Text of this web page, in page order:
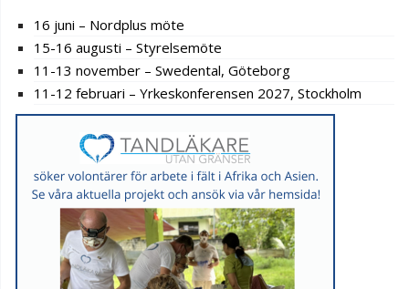
16 juni – Nordplus möte
15-16 augusti – Styrelsemöte
11-13 november – Swedental, Göteborg
11-12 februari – Yrkeskonferensen 2027, Stockholm